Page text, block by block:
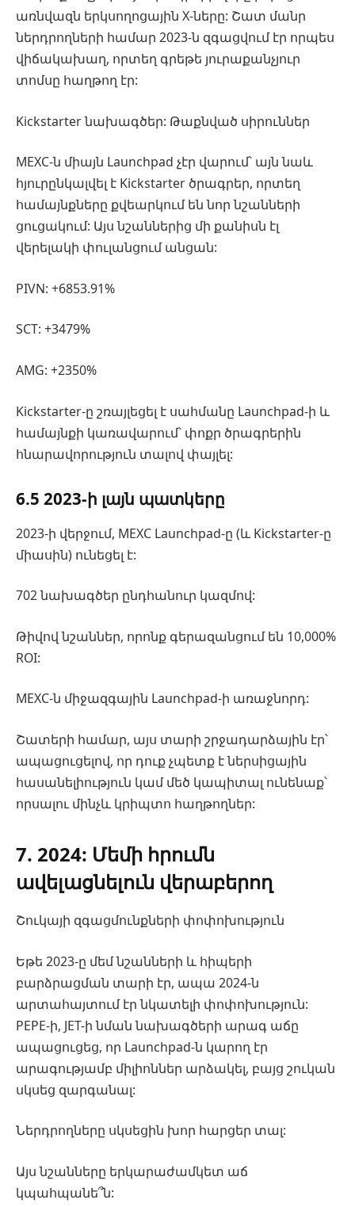
առնվազն երկսողոցային X-ները: Շատ մանր
ներդրողների համար 2023-ն զգացվում էր որպես
վիճակախաղ, որտեղ գրեթե յուրաքանչյուր
տոմսը հաղթող էր:
Kickstarter նախագծեր: Թաքնված սիրուններ
MEXC-ն միայն Launchpad չէր վարում՝ այն նաև
հյուրընկալվել է Kickstarter ծրագրեր, որտեղ
համայնքները քվեարկում են նոր նշանների
ցուցակում: Այս նշաններից մի քանիսն էլ
վերելակի փուլանցում անցան:
PIVN: +6853.91%
SCT: +3479%
AMG: +2350%
Kickstarter-ը շռայլեցել է սահմանը Launchpad-ի և
համայնքի կառավարում՝ փոքր ծրագրերին
հնարավորություն տալով փայլել:
6.5 2023-ի լայն պատկերը
2023-ի վերջում, MEXC Launchpad-ը (և Kickstarter-ը
միասին) ունեցել է:
702 նախագծեր ընդհանուր կազմով:
Թիվով նշաններ, որոնք գերազանցում են 10,000%
ROI:
MEXC-ն միջազգային Launchpad-ի առաջնորդ:
Շատերի համար, այս տարի շրջադարձային էր՝
ապացուցելով, որ դուք չպետք է ներսիցային
հասանելիություն կամ մեծ կապիտալ ունենաք՝
որսալու մինչև կրիպտո հաղթողներ:
7. 2024: Մեմի հրումն
ավելացնելուն վերաբերող
Շուկայի զգացմունքների փոփոխություն
Եթե 2023-ը մեմ նշանների և հիպերի
բարձրացման տարի էր, ապա 2024-ն
արտահայտում էր նկատելի փոփոխություն:
PEPE-ի, JET-ի նման նախագծերի արագ աճը
ապացուցեց, որ Launchpad-ն կարող էր
արագությամբ միլիոններ արձակել, բայց շուկան
սկսեց զարգանալ:
Ներդրողները սկսեցին խոր հարցեր տալ:
Այս նշանները երկարաժամկետ աճ
կպահպանե՞ն: